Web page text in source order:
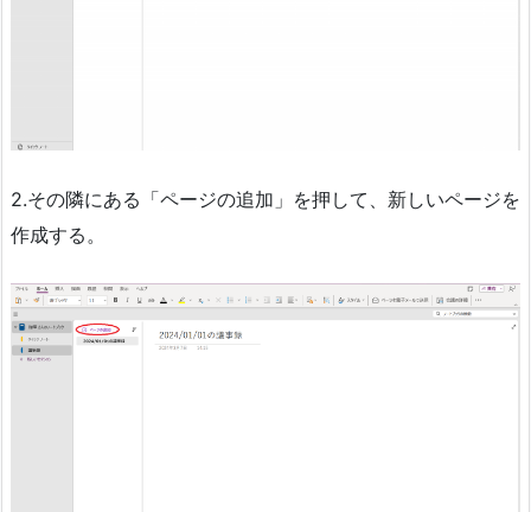
2.その隣にある「ページの追加」を押して、新しいページを
作成する。